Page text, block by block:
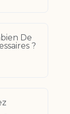
De
?